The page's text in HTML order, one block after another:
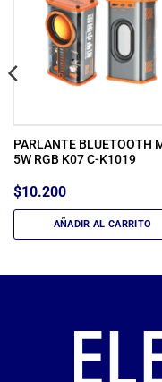
PARLANTE BLUETOOTH
5W RGB K07 C-K1019
$10.200
AÑADIR AL CARRITO